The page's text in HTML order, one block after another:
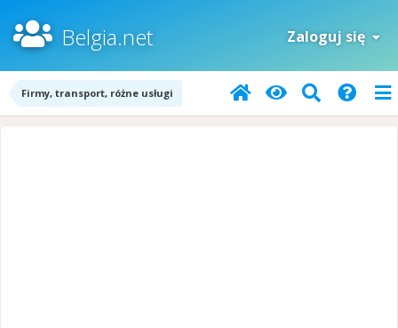
Belgia.net Zaloguj się
Firmy, transport, różne usługi